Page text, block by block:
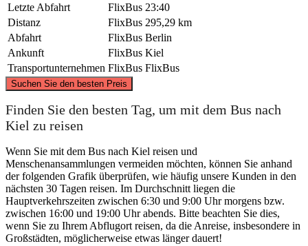
Letzte Abfahrt
FlixBus 23:40
Distanz
FlixBus 295,29 km
Abfahrt
FlixBus Berlin
Ankunft
FlixBus Kiel
Transportunternehmen FlixBus FlixBus
Suchen Sie den besten Preis
Berlin
©CARTO
Finden Sie den besten Tag, um mit dem Bus nach
Kiel zu reisen
Wenn Sie mit dem Bus nach Kiel reisen und
Menschenansammlungen vermeiden möchten, können Sie anhand
der folgenden Grafik überprüfen, wie häufig unsere Kunden in den
nächsten 30 Tagen reisen. Im Durchschnitt liegen die
Hauptverkehrszeiten zwischen 6:30 und 9:00 Uhr morgens bzw.
zwischen 16:00 und 19:00 Uhr abends. Bitte beachten Sie dies,
wenn Sie zu Ihrem Abflugort reisen, da die Anreise, insbesondere in
Großstädten, möglicherweise etwas länger dauert!